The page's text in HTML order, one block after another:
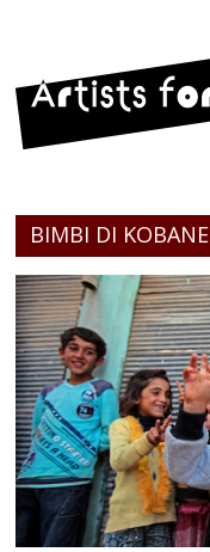
BIMBI DI KOBANE